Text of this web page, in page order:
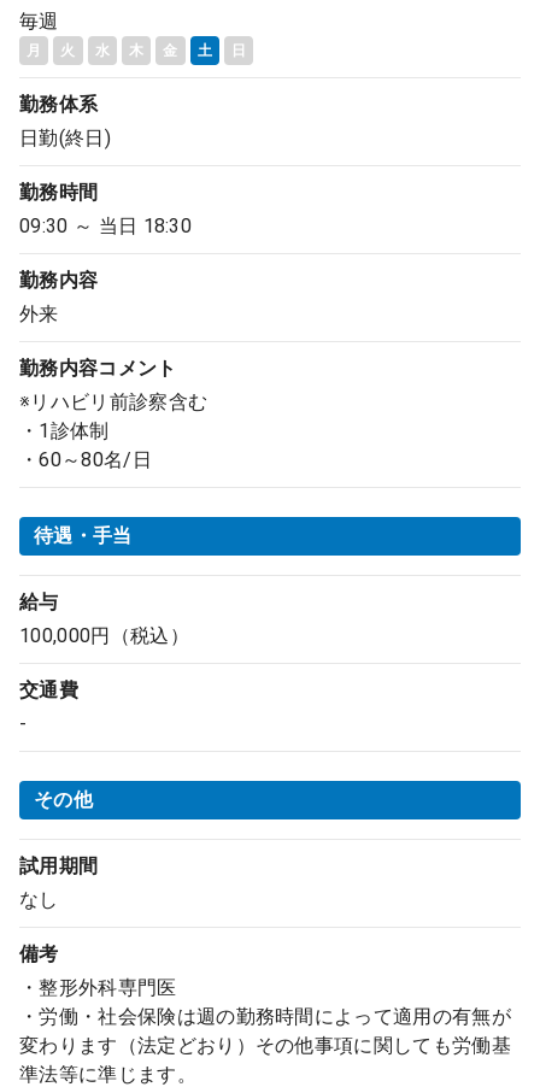
毎週
月 火 水 木 金 土 日
勤務体系
日勤(終日)
勤務時間
09:30 ～ 当日 18:30
勤務内容
外来
勤務内容コメント
※リハビリ前診察含む
・1診体制
・60～80名/日
待遇・手当
給与
100,000円（税込）
交通費
-
その他
試用期間
なし
備考
・整形外科専門医
・労働・社会保険は週の勤務時間によって適用の有無が
変わります（法定どおり）その他事項に関しても労働基
準法等に準じます。